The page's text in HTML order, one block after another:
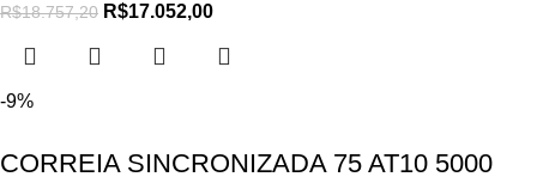
R$18.757,20 R$17.052,00
-9%
CORREIA SINCRONIZADA 75 AT10 5000